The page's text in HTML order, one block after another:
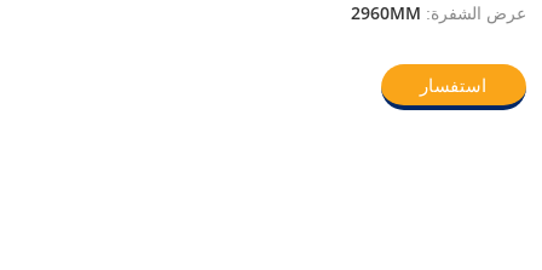
عرض الشفرة: 2960MM
استفسار